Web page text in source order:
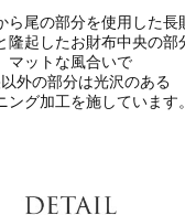
ら尾の部分を使用した長
隆起したお財布中央の部
マットな風合いで
外の部分は光沢のある
ング加工を施しています。